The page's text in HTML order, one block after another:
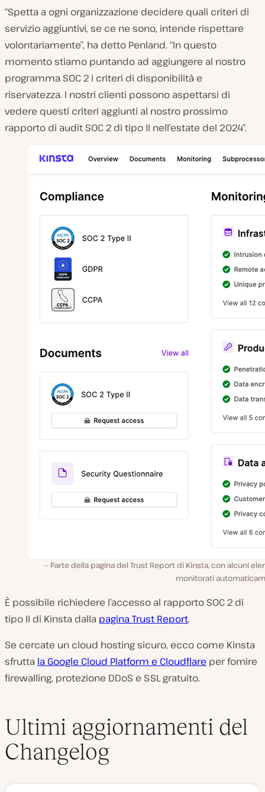
“Spetta a ogni organizzazione decidere quali criteri di
servizio aggiuntivi, se ce ne sono, intende rispettare
volontariamente”, ha detto Penland. “In questo
momento stiamo puntando ad aggiungere al nostro
programma SOC 2 i criteri di disponibilità e
riservatezza. I nostri clienti possono aspettarsi di
vedere questi criteri aggiunti al nostro prossimo
rapporto di audit SOC 2 di tipo II nell’estate del 2024”.
Parte della pagina del Trust Report di Kinsta, con alcuni
monitorati
È possibile richiedere l’accesso al rapporto SOC 2 di
tipo II di Kinsta dalla pagina Trust Report.
Se cercate un cloud hosting sicuro, ecco come Kinsta
sfrutta la Google Cloud Platform e Cloudflare per fornire
firewalling, protezione DDoS e SSL gratuito.
Ultimi aggiornamenti del
Changelog